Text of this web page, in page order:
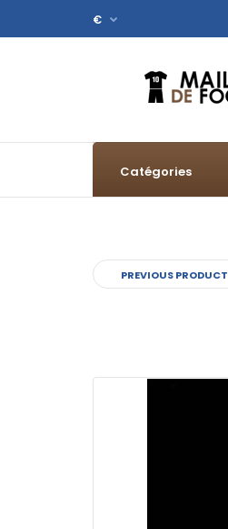
€
Catégories
PREVIOUS PRODUCT